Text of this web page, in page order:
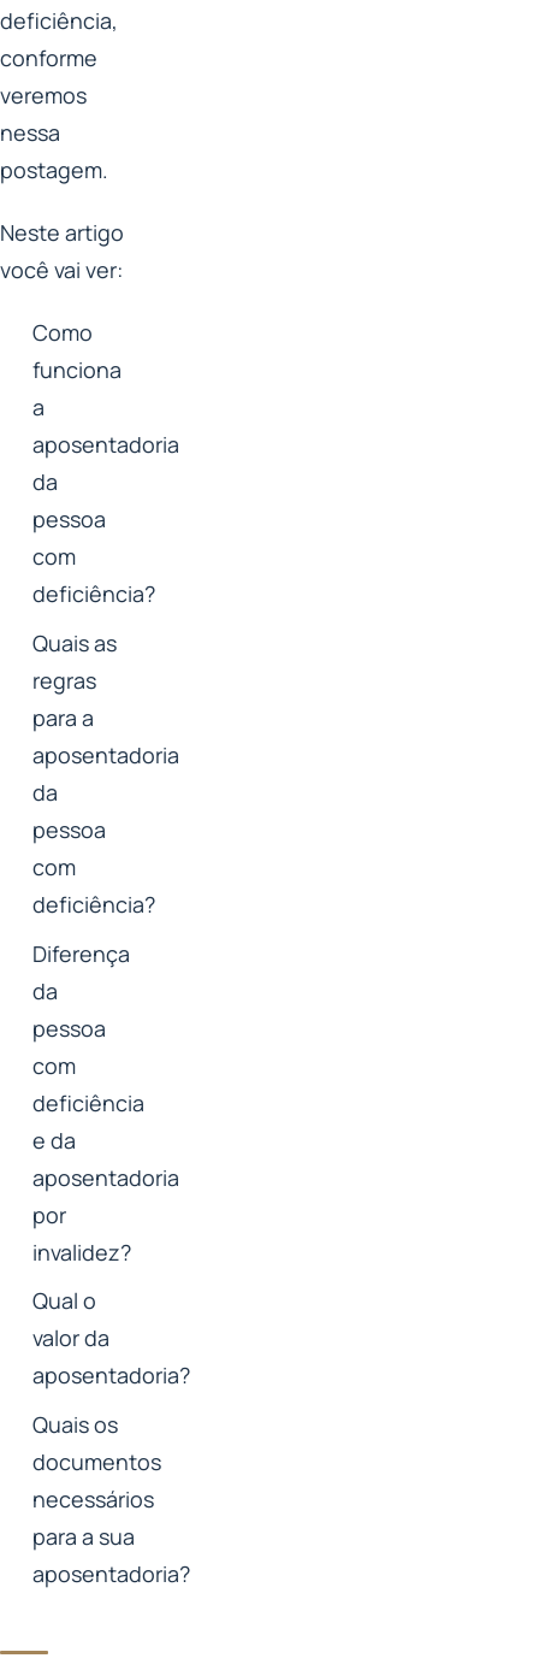
deficiência,
conforme
veremos
nessa
postagem.
Neste artigo
você vai ver:
Como
funciona
a
aposentadoria
da
pessoa
com
deficiência?
Quais as
regras
para a
aposentadoria
da
pessoa
com
deficiência?
Diferença
da
pessoa
com
deficiência
e da
aposentadoria
por
invalidez?
Qual o
valor da
aposentadoria?
Quais os
documentos
necessários
para a sua
aposentadoria?